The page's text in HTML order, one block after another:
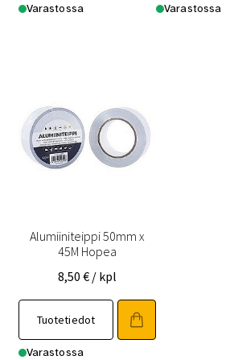
Varastossa Varastossa
Alumiiniteippi 50mm x
45M Hopea
8,50 € / kpl
Tuotetiedot
Varastossa